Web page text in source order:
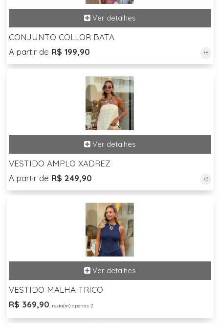
CONJUNTO COLLOR BATA
A partir de R$ 199,90 +8
VESTIDO AMPLO XADREZ
A partir de R$ 249,90 +3
VESTIDO MALHA TRICO
R$ 369,90, resta(m) apenas 2